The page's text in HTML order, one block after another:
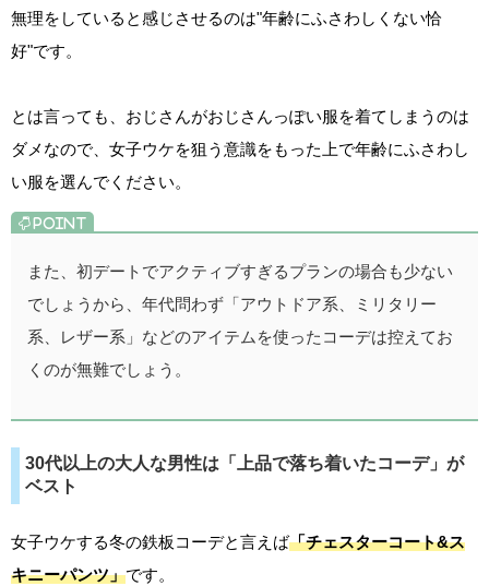
無理をしていると感じさせるのは"年齢にふさわしくない恰
好"です。
とは言っても、おじさんがおじさんっぽい服を着てしまうのは
ダメなので、女子ウケを狙う意識をもった上で年齢にふさわし
い服を選んでください。
また、初デートでアクティブすぎるプランの場合も少ない
でしょうから、年代問わず「アウトドア系、ミリタリー
系、レザー系」などのアイテムを使ったコーデは控えてお
くのが無難でしょう。
30代以上の大人な男性は「上品で落ち着いたコーデ」が
ベスト
女子ウケする冬の鉄板コーデと言えば「チェスターコート&ス
キニーパンツ」です。